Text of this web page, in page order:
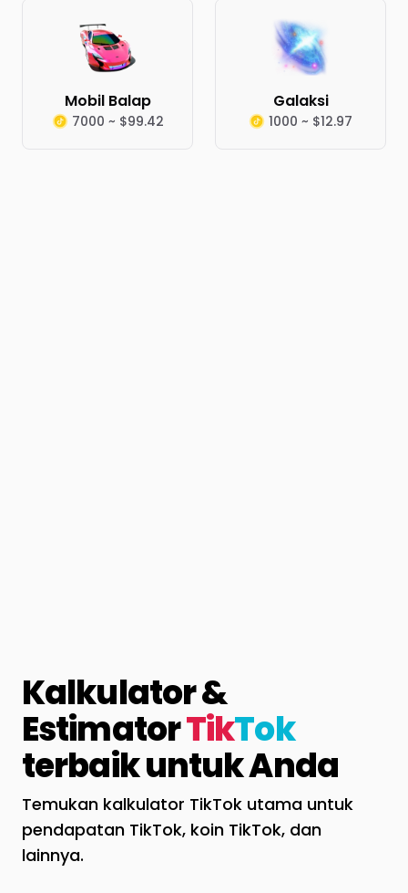
Mobil Balap
7000 ~ $99.42
Galaksi
1000 ~ $12.97
Kalkulator &
EstimatorTikTok
terbaik untuk Anda
Temukan kalkulator TikTok utama untuk
pendapatan TikTok, koin TikTok, dan
lainnya.